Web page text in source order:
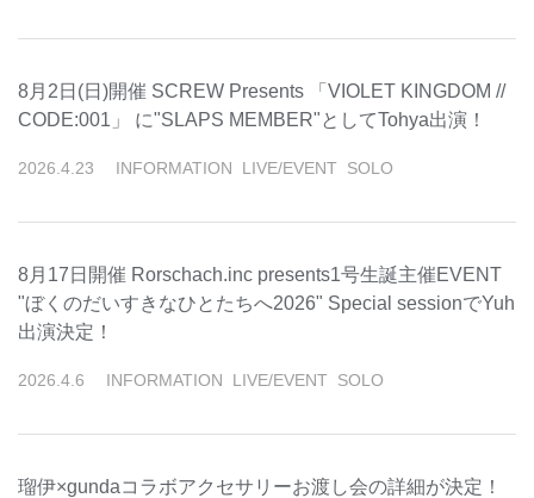
8月2日(日)開催 SCREW Presents 「VIOLET KINGDOM //
CODE:001」 に"SLAPS MEMBER"としてTohya出演！
2026 4 23 INFORMATION LIVE/EVENT SOLO
8月17日開催 Rorschach.inc presents1号生誕主催EVENT
"ぼくのだいすきなひとたちへ2026" Special sessionでYuh
出演決定！
2026 4 6 INFORMATION LIVE/EVENT SOLO
瑠伊×gundaコラボアクセサリーお渡し会の詳細が決定！